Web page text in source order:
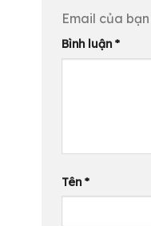
Email của
Bình luận *
Tên *